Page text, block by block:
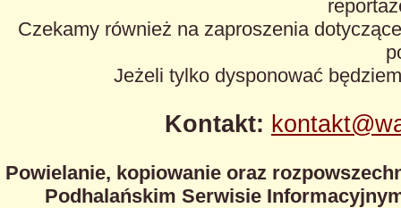
Czekamy również na zaproszenia
Jeżeli tylko dysponować
Kontakt:
Powielanie, kopiowanie oraz
Podhalańskim Serwisie